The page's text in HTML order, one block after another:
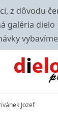
z dôvodu
galéria dielo
Jozef